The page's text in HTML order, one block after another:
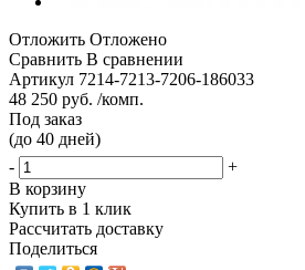
Отложить Отложено
Сравнить В сравнении
Артикул 7214-7213-7206-186033
48 250 руб. /комп.
Под заказ
(до 40 дней)
-
+
В корзину
Купить в 1 клик
Рассчитать доставку
Поделиться